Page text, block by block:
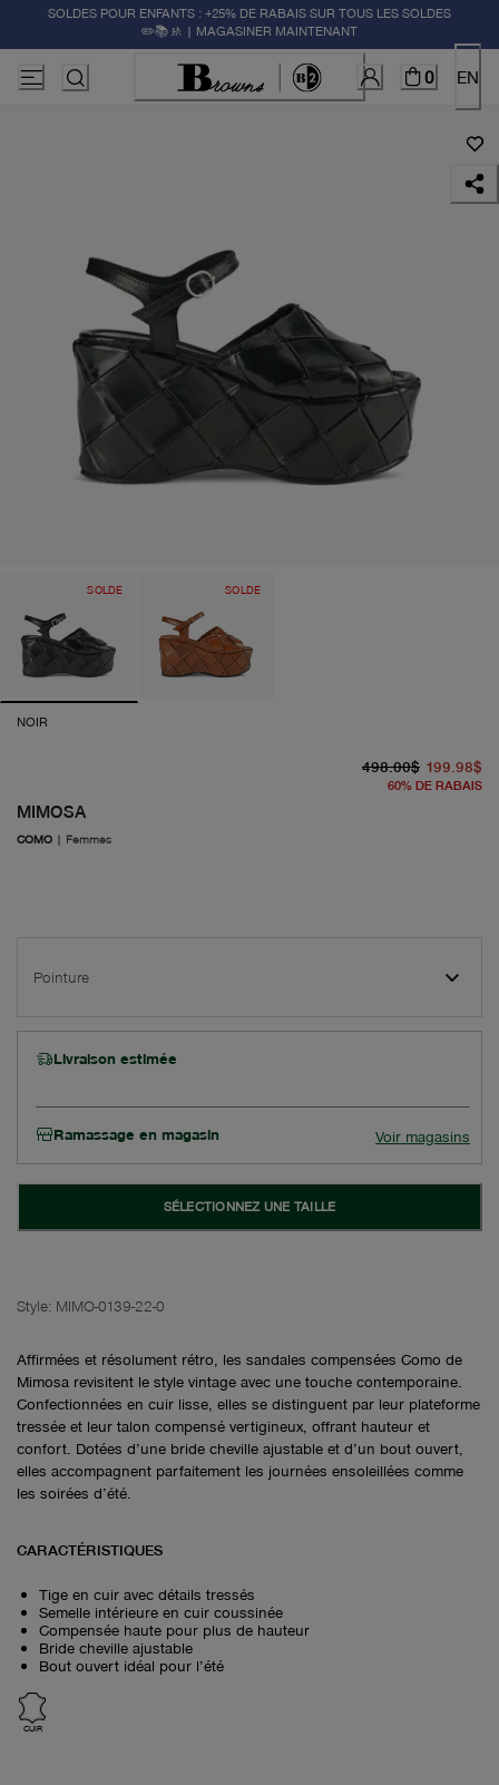
SOLDES POUR ENFANTS : +25% DE RABAIS SUR TOUS LES SOLDES
✏️📚🚸 | MAGASINER MAINTENANT
0 EN
SOLDE SOLDE
NOIR
MIMOSA
COMO | Femmes
498.00$ 199.98$
60% DE RABAIS
Pointure
Livraison estimée
Ramassage en magasin Voir magasins
SÉLECTIONNEZ UNE TAILLE
Style: MIMO-0139-22-0
Affirmées et résolument rétro, les sandales compensées Como de
Mimosa revisitent le style vintage avec une touche contemporaine.
Confectionnées en cuir lisse, elles se distinguent par leur plateforme
tressée et leur talon compensé vertigineux, offrant hauteur et
confort. Dotées d’une bride cheville ajustable et d’un bout ouvert,
elles accompagnent parfaitement les journées ensoleillées comme
les soirées d’été.
CARACTÉRISTIQUES
Tige en cuir avec détails tressés
Semelle intérieure en cuir coussinée
Compensée haute pour plus de hauteur
Bride cheville ajustable
Bout ouvert idéal pour l’été
CUIR